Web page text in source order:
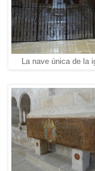
La nave única de la